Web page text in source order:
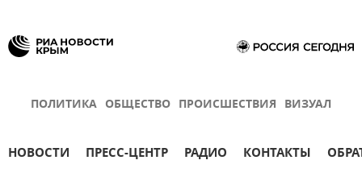
ПОЛИТИКА ОБЩЕСТВО ПРОИСШЕСТВИЯ ВИЗУАЛ
НОВОСТИ ПРЕСС-ЦЕНТР РАДИО КОНТАКТЫ